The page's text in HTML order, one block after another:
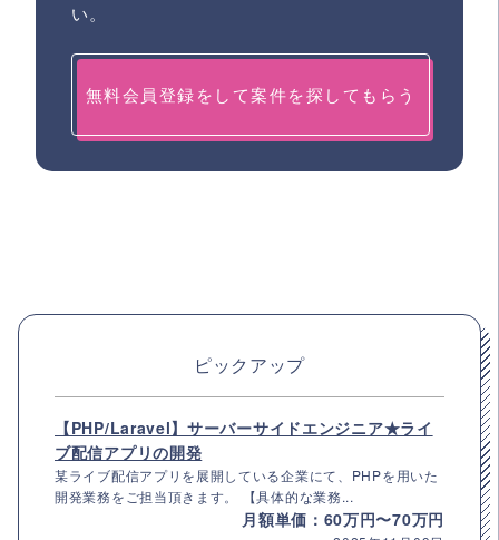
い。
無料会員登録をして案件を探してもらう
ピックアップ
【PHP/Laravel】サーバーサイドエンジニア★ライ
ブ配信アプリの開発
某ライブ配信アプリを展開している企業にて、PHPを用いた
開発業務をご担当頂きます。 【具体的な業務...
月額単価：60万円〜70万円